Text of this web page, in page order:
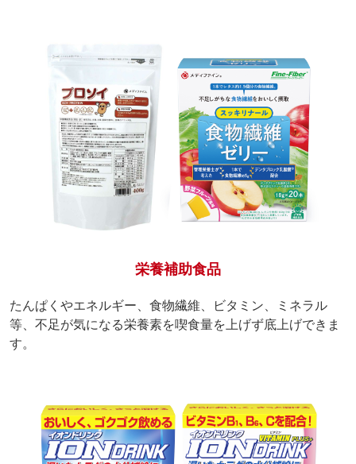
栄養補助食品
たんぱくやエネルギー、食物繊維、ビタミン、ミネラル
等、不足が気になる栄養素を喫食量を上げず底上げできま
す。